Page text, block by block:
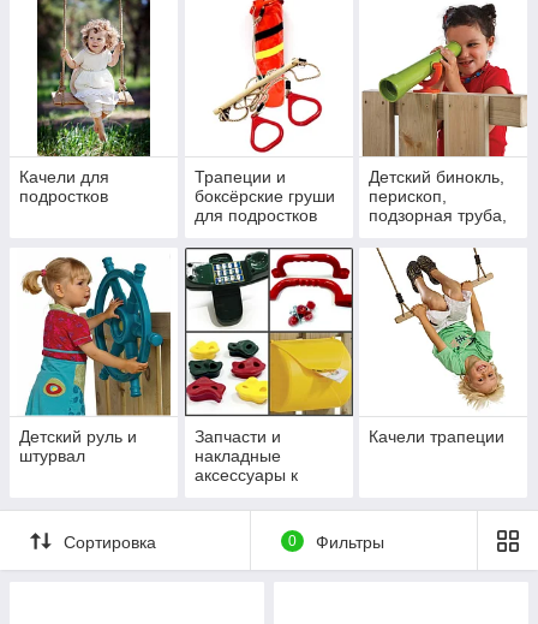
Качели для
подростков
Трапеции и
боксёрские груши
для подростков
Детский бинокль,
перископ,
подзорная труба,
Детский руль и
штурвал
Запчасти и
накладные
аксессуары к
площадкам
Качели трапеции
Сортировка 0 Фильтры